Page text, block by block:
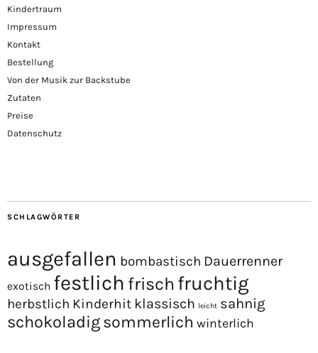
Kindertraum
Impressum
Kontakt
Bestellung
Von der Musik zur Backstube
Zutaten
Preise
Datenschutz
SCHLAGWÖRTER
ausgefallen bombastisch Dauerrenner
exotisch festlich frisch fruchtig
herbstlich Kinderhit klassisch leicht sahnig
schokoladigsommerlich winterlich